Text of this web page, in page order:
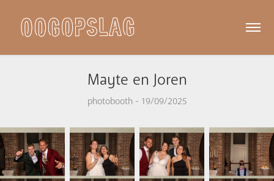
Mayte en Joren
photobooth - 19/09/2025